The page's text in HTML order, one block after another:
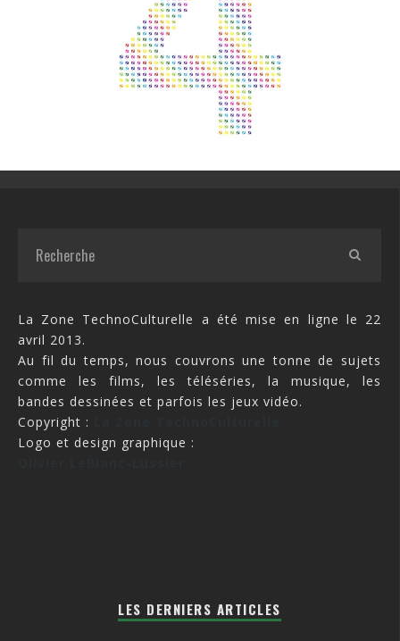
La Zone TechnoCulturelle a été mise en ligne le 22
avril 2013.
Au fil du temps, nous couvrons une tonne de sujets
comme les films, les téléséries, la musique, les
bandes dessinées et parfois les jeux vidéo.
Copyright :
Logo et design graphique :
LES DERNIERS ARTICLES